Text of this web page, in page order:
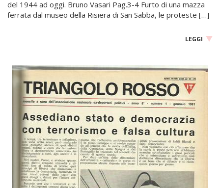
del 1944 ad oggi. Bruno Vasari Pag.3-4 Furto di una mazza
ferrata dal museo della Risiera di San Sabba, le proteste […]
LEGGI